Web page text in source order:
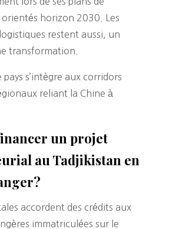
horizon 2030. Les
restent aussi, un
transformation.
pays s’intègre aux corridors
reliant la Chine à
un projet
au Tadjikistan en
accordent des crédits aux
immatriculées sur le